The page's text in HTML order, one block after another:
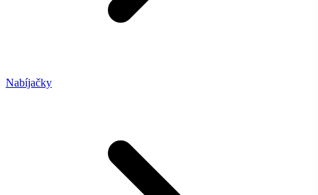
Nabíjačky